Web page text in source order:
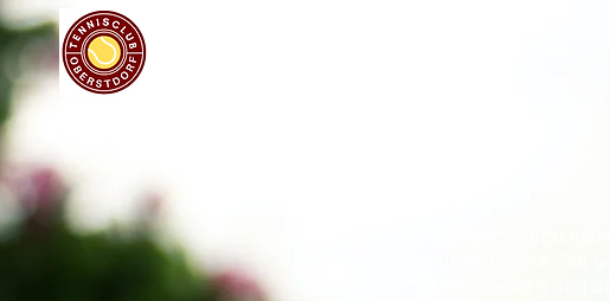
Die Corona-Pandemie
Der Tennisclub hat diese Zeit
Gästen, Clubmitgliedern und